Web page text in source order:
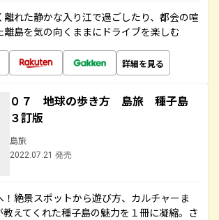
離れた静かな入り江で過ごしたり、都会の喧
島を気の向くままにドライブを楽しむ
詳細を見る
０７ 地球の歩き方 島旅 種子島
３訂版
島旅
2022.07.21 発売
！絶景スポットから遊び方、カルチャーま
教えてくれた種子島の魅力を１冊に凝縮。さ